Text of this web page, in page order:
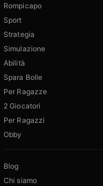
Rompicapo
Sport
Strategia
Simulazione
Abilità
Spara Bolle
Per Ragazze
2 Giocatori
Per Ragazzi
Obby
Blog
Chi siamo